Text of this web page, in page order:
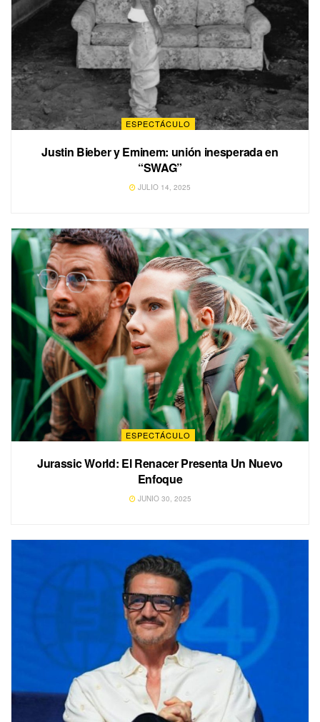
ESPECTÁCULO
Justin Bieber y Eminem: unión inesperada en
“SWAG”
JULIO 14, 2025
ESPECTÁCULO
Jurassic World: El Renacer Presenta Un Nuevo
Enfoque
JUNIO 30, 2025